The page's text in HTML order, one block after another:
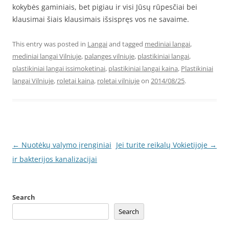
kokybės gaminiais, bet pigiau ir visi Jūsų rūpesčiai bei
klausimai šiais klausimais išsispręs vos ne savaime.
This entry was posted in Langaiand tagged mediniai langai,
mediniai langai Vilniuje, palanges vilniuje, plastikiniai langai,
plastikiniai langai issimoketinai, plastikiniai langai kaina, Plastikiniai
langai Vilniuje, roletai kaina, roletai vilniujeon 2014/08/25.
Post
navigation
← Nuotėkų valymo įrenginiai
ir bakterijos kanalizacijai
Jei turite reikalų Vokietijoje →
Search
Search